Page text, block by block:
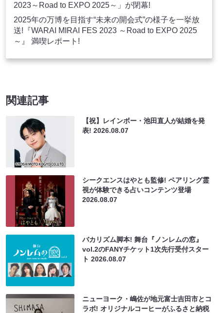
2023～Road to EXPO 2025～」が閉幕!
2025年の万博を目指す“未来の開会式”の様子を一挙放
送!『WARAI MIRAI FES 2023 ～Road to EXPO 2025
～』 満喫レポート!
関連記事
【祝】レインボー・池田直人が結婚を発
表!2026.08.07
シークエンスはやとも監修! ペアリング霊
視が体験できる占いコンテンツ登場
2026.08.07
バカリズム脚本! 舞台『ノンレムの窓』
vol.2のFANYチケット1次先行受付スター
ト2026.08.07
ニューヨーク・嶋佐が地元富士吉田市とコ
ラボ! オリジナルコーヒーがふるさと納税